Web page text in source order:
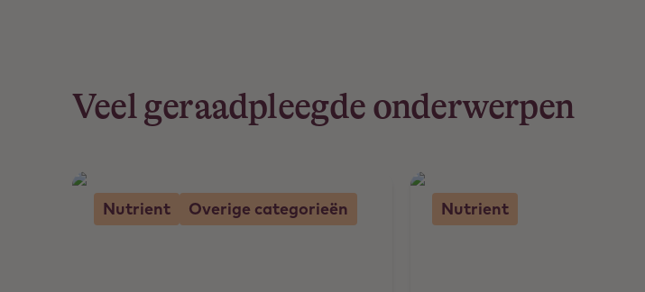
Veel geraadpleegde onderwerpen
Nutrient Overige categorieën Nutrient